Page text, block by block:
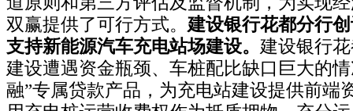
双赢提供了可行方式。 建设银行花都分行
支持新能源汽车充电站场建设。 建设银行
建设遭遇资金瓶颈、车桩配比缺口巨大的
融”专属贷款产品，为充电站建设提供前端